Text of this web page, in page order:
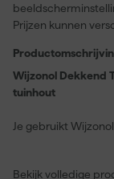
Prijzen kunnen
Wijzonol Dekkend
tuinhout
Je gebruikt
vochtregulerende
Bekijk volledige